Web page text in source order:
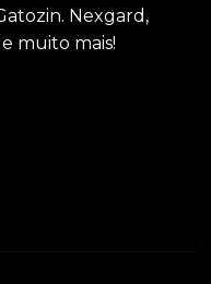
Nexgard,
muito mais!